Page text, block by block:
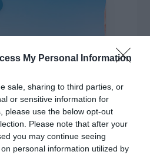
My Personal Information
sale, sharing to third parties, or
or sensitive information for
please use the below opt-out
Please note that after your
you may continue seeing
personal information utilized by